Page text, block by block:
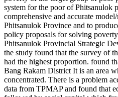
system for the poor of Phitsanulok
comprehensive and accurate
Phitsanulok Province and to
policy proposals for solving
Phitsanulok Provincial Strategic
the study found that the survey of
had the highest proportion. found
Bang Rakam District It is an area
concentrated. There is a problem
data from TPMAP and found that